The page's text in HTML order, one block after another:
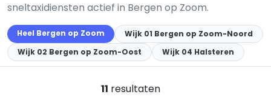
sneltaxidiensten actief in Bergen op Zoom.
Heel Bergen op Zoom
Wijk 01 Bergen op Zoom-Noord
Wijk 02 Bergen op Zoom-Oost
Wijk 04 Halsteren
11 resultaten